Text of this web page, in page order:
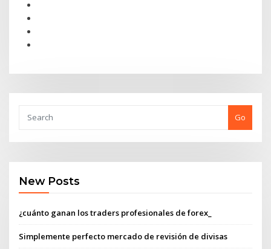
Go
New Posts
¿cuánto ganan los traders profesionales de forex_
Simplemente perfecto mercado de revisión de divisas